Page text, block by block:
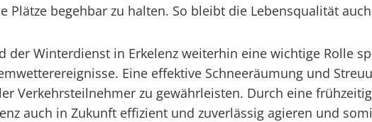
Plätze begehbar zu halten. So bleibt die Lebensqualität
der Winterdienst in Erkelenz weiterhin eine wichtige Rolle
Eine effektive Schneeräumung und
Verkehrsteilnehmer zu gewährleisten. Durch eine
auch in Zukunft effizient und zuverlässig agieren und